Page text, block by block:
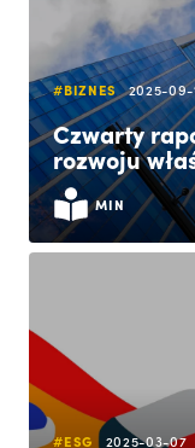
#BIZNES 2025-09-
Czwarty
rozwoju
MIN
#ESG 2025-03-07